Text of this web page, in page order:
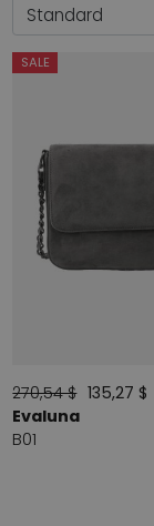
SALE
270,54 $ 135,27 $
Evaluna
B01